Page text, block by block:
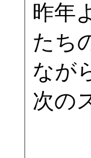
昨年
たち
なが
次の